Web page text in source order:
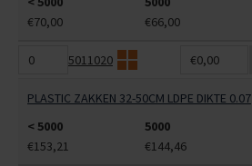
€70,00
€66,00
5011020 €0,00
PLASTIC ZAKKEN 32-50CM LDPE DIKTE 0.07
< 5000
5000
€153,21
€144,46